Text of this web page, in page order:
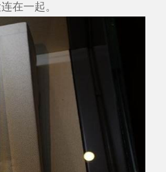
在一起。